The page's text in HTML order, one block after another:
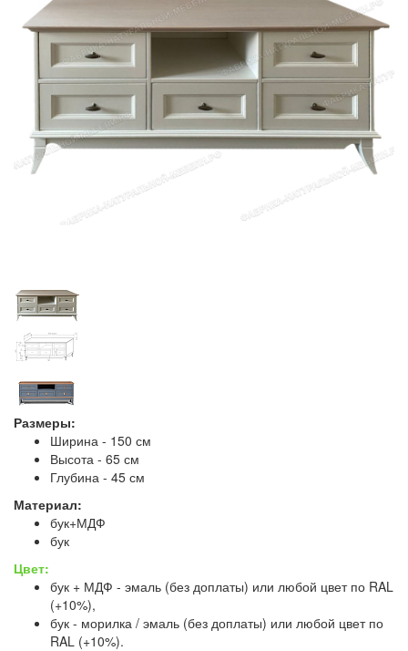
Размеры:
Ширина - 150 см
Высота - 65 см
Глубина - 45 см
Материал:
бук+МДФ
бук
Цвет:
бук + МДФ - эмаль (без доплаты) или любой цвет по RAL
(+10%),
бук - морилка / эмаль (без доплаты) или любой цвет по
RAL (+10%).